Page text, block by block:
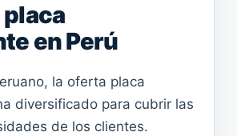
en Perú
la oferta placa
diversificado para cubrir las
de los clientes.